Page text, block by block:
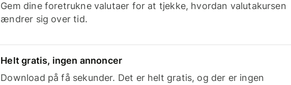
Gem dine foretrukne valutaer for at tjekke, hvordan valutakursen
ændrer sig over tid.
Helt gratis, ingen annoncer
Download på få sekunder. Det er helt gratis, og der er ingen